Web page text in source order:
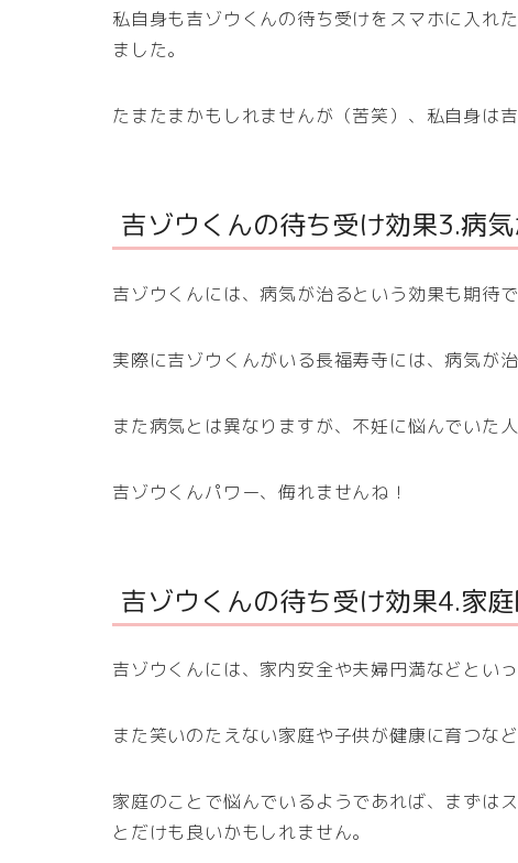
私自身も吉ゾウくんの待ち受けをスマホに入れ
ました。
たまたまかもしれませんが（苦笑）、私自身は
吉ゾウくんの待ち受け効果3.病
吉ゾウくんには、病気が治るという効果も期待で
実際に吉ゾウくんがいる長福寿寺には、病気が
また病気とは異なりますが、不妊に悩んでいた
吉ゾウくんパワー、侮れませんね！
吉ゾウくんの待ち受け効果4.家
吉ゾウくんには、家内安全や夫婦円満などとい
また笑いのたえない家庭や子供が健康に育つな
家庭のことで悩んでいるようであれば、まずは
とだけも良いかもしれません。